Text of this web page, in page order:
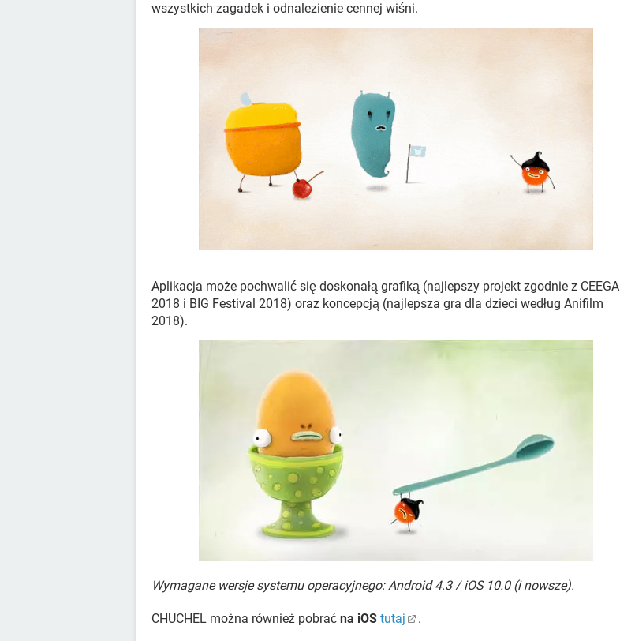
wszystkich zagadek i odnalezienie cennej wiśni.
Aplikacja może pochwalić się doskonałą grafiką (najlepszy projekt zgodnie z CEEGA
2018 i BIG Festival 2018) oraz koncepcją (najlepsza gra dla dzieci według Anifilm
2018).
Wymagane wersje systemu operacyjnego: Android 4.3 / iOS 10.0 (i nowsze).
CHUCHEL można również pobrać na iOS tutaj .